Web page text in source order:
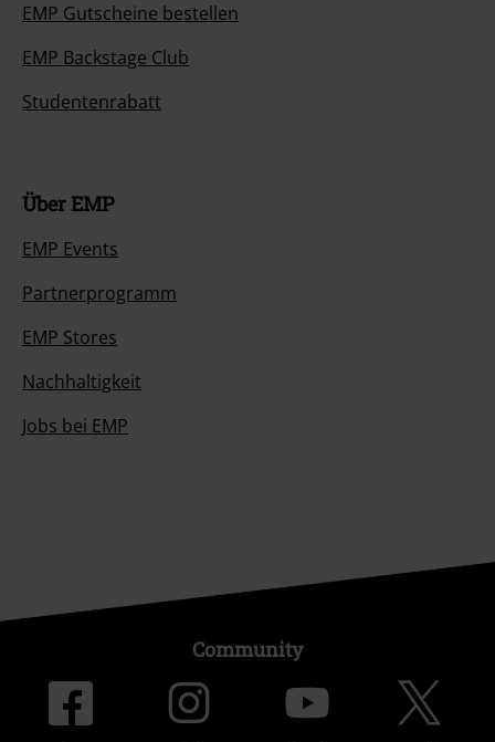
EMP Gutscheine bestellen
EMP Backstage Club
Studentenrabatt
Über EMP
EMP Events
Partnerprogramm
EMP Stores
Nachhaltigkeit
Jobs bei EMP
Community